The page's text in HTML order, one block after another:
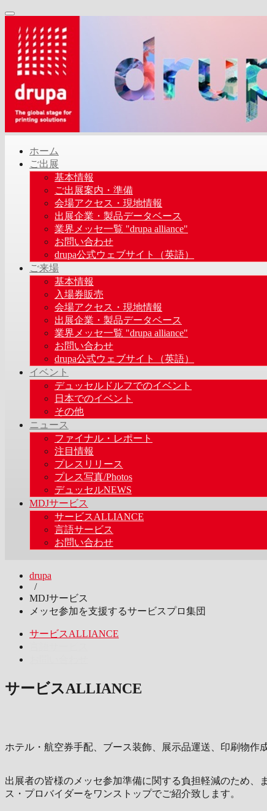
ホーム
ご出展
基本情報
ご出展案内・準備
会場アクセス・現地情報
出展企業・製品データベース
業界メッセ一覧 "drupa alliance"
お問い合わせ
drupa公式ウェブサイト（英語）
ご来場
基本情報
入場券販売
会場アクセス・現地情報
出展企業・製品データベース
業界メッセ一覧 "drupa alliance"
お問い合わせ
drupa公式ウェブサイト（英語）
イベント
デュッセルドルフでのイベント
日本でのイベント
その他
ニュース
ファイナル・レポート
注目情報
プレスリリース
プレス写真/Photos
デュッセルNEWS
MDJサービス
サービスALLIANCE
言語サービス
お問い合わせ
drupa
/
MDJサービス
メッセ参加を支援するサービスプロ集団
サービスALLIANCE
サービスALLIANCE
ホテル・航空券手配、ブース装飾、展示品運送、印刷物作
出展者の皆様のメッセ参加準備に関する負担軽減のため
ス・プロバイダーをワンストップでご紹介致します。